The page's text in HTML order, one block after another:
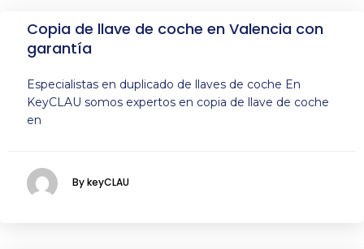
Copia de llave de coche en Valencia con
garantía
Especialistas en duplicado de llaves de coche En
KeyCLAU somos expertos en copia de llave de coche
en
By keyCLAU